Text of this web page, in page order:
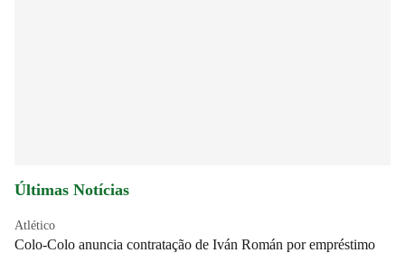
Últimas Notícias
Atlético
Colo-Colo anuncia contratação de Iván Román por empréstimo